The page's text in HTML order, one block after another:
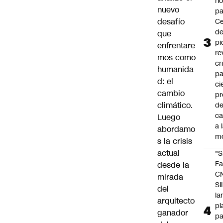
nuevo
desafío
que
enfrentare
mos como
humanida
d: el
cambio
climático.
Luego
abordamo
s la crisis
actual
desde la
mirada
del
arquitecto
ganador
de
a
SII